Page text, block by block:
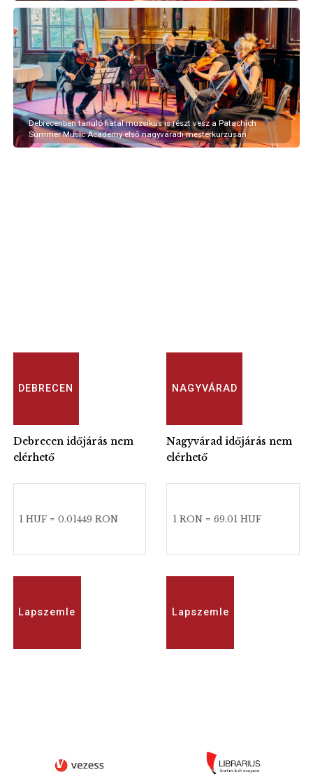
Debrecenben tanuló fiatal muzsikus is részt vesz a Patachich
Summer Music Academy első nagyváradi mesterkurzusán
DEBRECEN
Debrecen időjárás nem
elérhető
1 HUF = 0.01449 RON
Lapszemle
NAGYVÁRAD
Nagyvárad időjárás nem
elérhető
1 RON = 69.01 HUF
Lapszemle